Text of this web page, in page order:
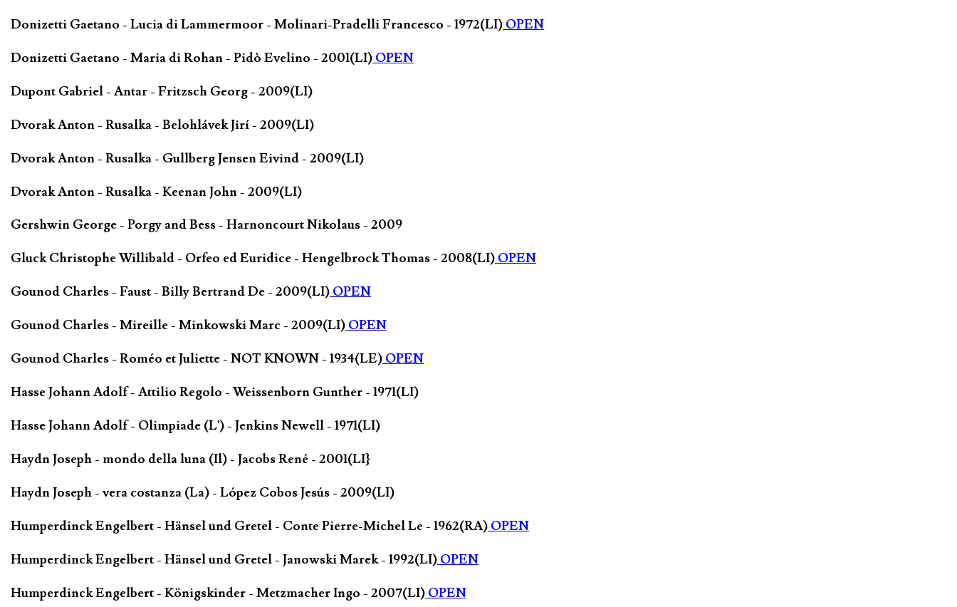
Donizetti Gaetano - Lucia di Lammermoor - Molinari-Pradelli Francesco - 1972(LI) OPEN
Donizetti Gaetano - Maria di Rohan - Pidò Evelino - 2001(LI) OPEN
Dupont Gabriel - Antar - Fritzsch Georg - 2009(LI)
Dvorak Anton - Rusalka - Belohlávek Jirí - 2009(LI)
Dvorak Anton - Rusalka - Gullberg Jensen Eivind - 2009(LI)
Dvorak Anton - Rusalka - Keenan John - 2009(LI)
Gershwin George - Porgy and Bess - Harnoncourt Nikolaus - 2009
Gluck Christophe Willibald - Orfeo ed Euridice - Hengelbrock Thomas - 2008(LI) OPEN
Gounod Charles - Faust - Billy Bertrand De - 2009(LI) OPEN
Gounod Charles - Mireille - Minkowski Marc - 2009(LI) OPEN
Gounod Charles - Roméo et Juliette - NOT KNOWN - 1934(LE) OPEN
Hasse Johann Adolf - Attilio Regolo - Weissenborn Gunther - 1971(LI)
Hasse Johann Adolf - Olimpiade (L') - Jenkins Newell - 1971(LI)
Haydn Joseph - mondo della luna (Il) - Jacobs René - 2001(LI}
Haydn Joseph - vera costanza (La) - López Cobos Jesús - 2009(LI)
Humperdinck Engelbert - Hänsel und Gretel - Conte Pierre-Michel Le - 1962(RA) OPEN
Humperdinck Engelbert - Hänsel und Gretel - Janowski Marek - 1992(LI) OPEN
Humperdinck Engelbert - Königskinder - Metzmacher Ingo - 2007(LI) OPEN